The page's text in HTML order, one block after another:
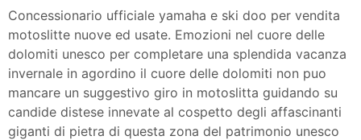
Concessionario ufficiale yamaha e ski doo per vendita
motoslitte nuove ed usate. Emozioni nel cuore delle
dolomiti unesco per completare una splendida vacanza
invernale in agordino il cuore delle dolomiti non puo
mancare un suggestivo giro in motoslitta guidando su
candide distese innevate al cospetto degli affascinanti
giganti di pietra di questa zona del patrimonio unesco